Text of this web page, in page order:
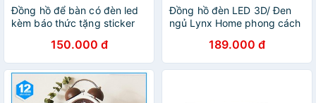
Đồng hồ để bàn có đèn led
kèm báo thức tặng sticker
150.000 đ
Đồng hồ đèn LED 3D/ Đen
ngủ Lynx Home phong cách
189.000 đ